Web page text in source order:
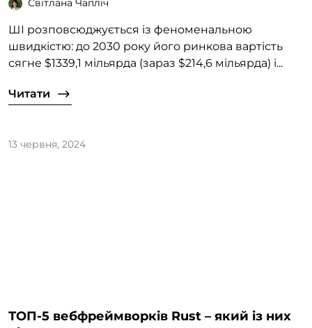
Світлана Чапліч
ШІ розповсюджується із феноменальною
швидкістю: до 2030 року його ринкова вартість
сягне $1339,1 мільярда (зараз $214,6 мільярда) і...
Читати
13 червня, 2024
ТОП-5 вебфреймворків Rust – який із них